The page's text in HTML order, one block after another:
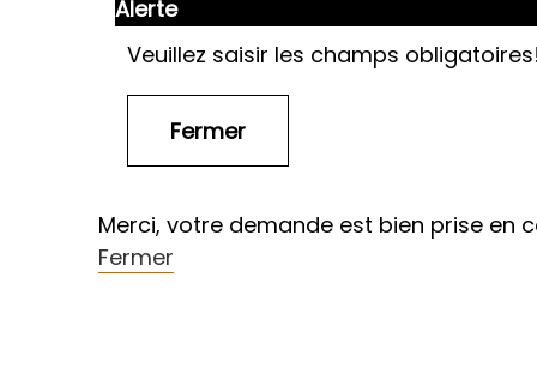
Alerte
Veuillez saisir les champs
Merci, votre demande est bien prise en
Fermer